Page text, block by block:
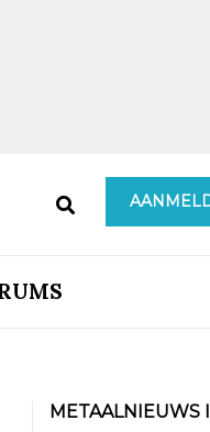
METAALNIEUWS